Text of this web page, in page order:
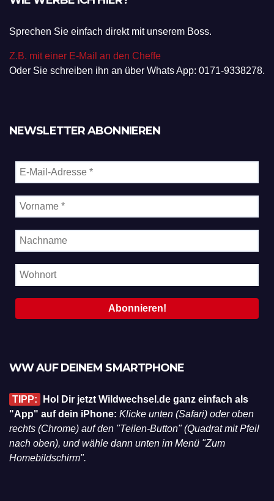
Sprechen Sie einfach direkt mit unserem Boss.
Z.B. mit einer E-Mail an den Cheffe
Oder Sie schreiben ihn an über Whats App: 0171-9338278.
NEWSLETTER ABONNIEREN
WW AUF DEINEM SMARTPHONE
TIPP:
Hol Dir jetzt Wildwechsel.de ganz einfach als
"App" auf dein iPhone: Klicke unten (Safari) oder oben
rechts (Chrome) auf den "Teilen-Button" (Quadrat mit Pfeil
nach oben), und wähle dann unten im Menü "Zum
Homebildschirm".